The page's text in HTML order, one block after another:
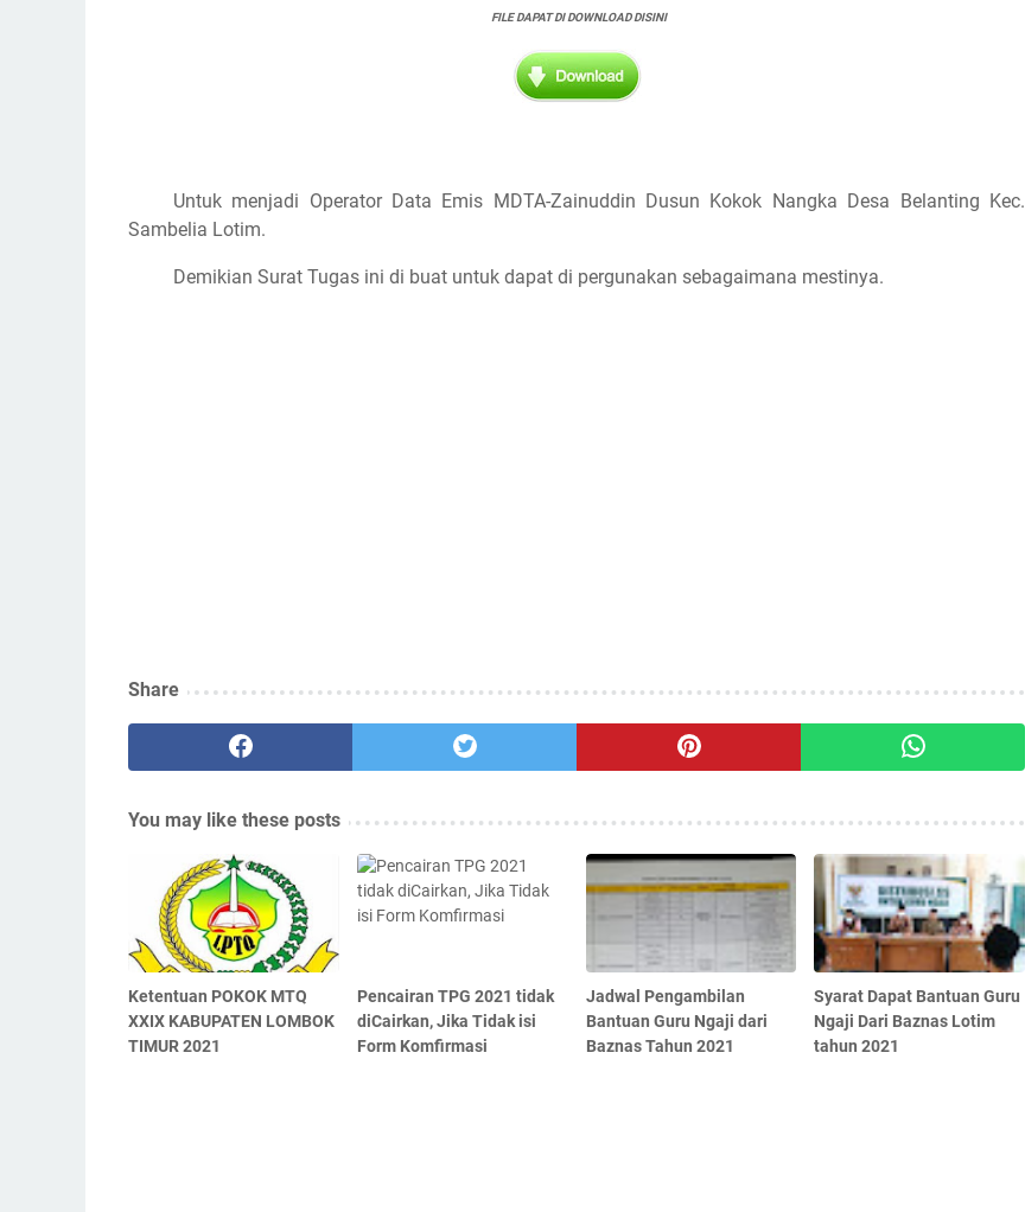
FILE DAPAT DI DOWNLOAD DISINI
Untuk menjadi Operator Data Emis MDTA-Zainuddin Dusun Kokok Nangka Desa Belanting Kec.
Sambelia Lotim.
Demikian Surat Tugas ini di buat untuk dapat di pergunakan sebagaimana mestinya.
Share
You may like these posts
Ketentuan POKOK MTQ
XXIX KABUPATEN LOMBOK
TIMUR 2021
Pencairan TPG 2021 tidak
diCairkan, Jika Tidak isi
Form Komfirmasi
Jadwal Pengambilan
Bantuan Guru Ngaji dari
Baznas Tahun 2021
Syarat Dapat Bantuan Guru
Ngaji Dari Baznas Lotim
tahun 2021